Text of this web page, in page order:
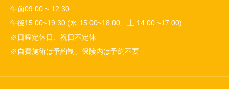
午前09:00 ~ 12:30
午後15:00~19:30 (水 15:00~18:00、土 14:00 ~17:00)
※日曜定休日、祝日不定休
※自費施術は予約制、保険内は予約不要